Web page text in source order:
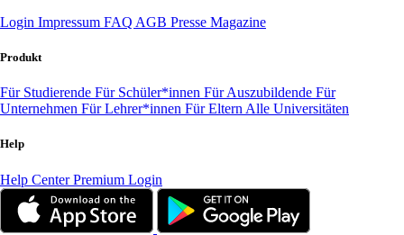
Login Impressum FAQ AGB Presse Magazine
Produkt
Für Studierende Für Schüler*innen Für Auszubildende Für
Unternehmen Für Lehrer*innen Für Eltern Alle Universitäten
Help
Help CenterPremium Login